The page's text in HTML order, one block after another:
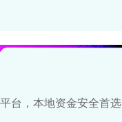
台，本地资金安全首选